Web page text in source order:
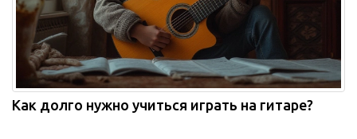
Как долго нужно учиться играть на гитаре?